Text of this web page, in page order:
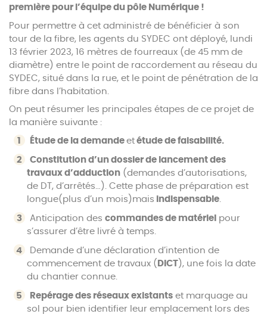
première pour l’équipe du pôle Numérique !
Pour permettre à cet administré de bénéficier à son
tour de la fibre, les agents du SYDEC ont déployé, lundi
13 février 2023, 16 mètres de fourreaux (de 45 mm de
diamètre) entre le point de raccordement au réseau du
SYDEC, situé dans la rue, et le point de pénétration de la
fibre dans l’habitation.
On peut résumer les principales étapes de ce projet de
la manière suivante :
Étude de la demande etétude de faisabilité.
Constitution d’un dossier de lancement des
travaux d’adduction (demandes d’autorisations,
de DT, d’arrêtés…). Cette phase de préparation est
longue(plus d’un mois)mais indispensable
Anticipation des commandes de matériel pour
s’assurer d’être livré à temps.
Demande d’une déclaration d’intention de
commencement de travaux ( DICT), une fois la date
du chantier connue.
Repérage des réseaux existantset marquage au
sol pour bien identifier leur emplacement lors des